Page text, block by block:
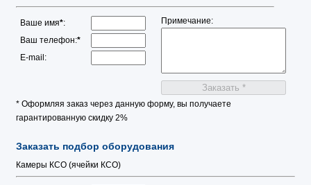
Ваше имя*:
Ваш телефон:*
E-mail:
Примечание:
* Оформляя заказ через данную форму, вы получаете
гарантированную скидку 2%
Заказать подбор оборудования
Камеры КСО (ячейки КСО)